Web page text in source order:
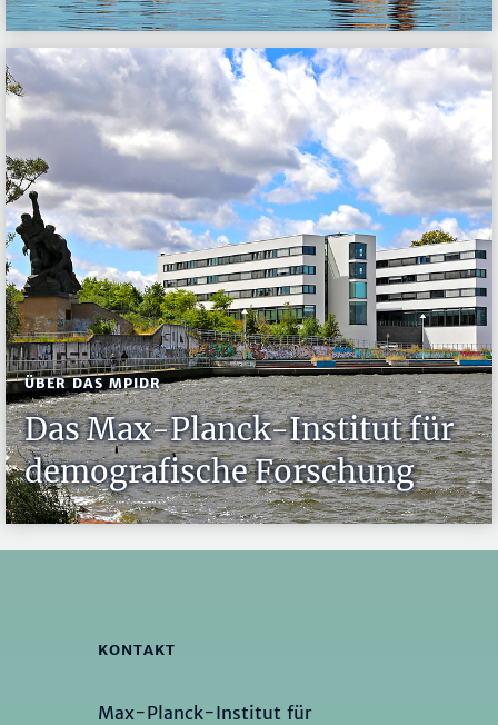
ÜBER DAS MPIDR
Das Max-Planck-Institut für
demografische Forschung
KONTAKT
Max-Planck-Institut für